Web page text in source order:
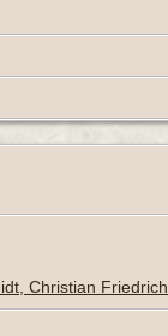
Christian Friedrich